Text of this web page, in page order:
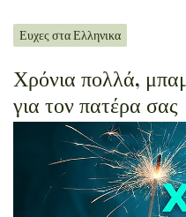
Ευχες στα Ελληνικα
Χρόνια πολλά,
για τον πατέρα σας